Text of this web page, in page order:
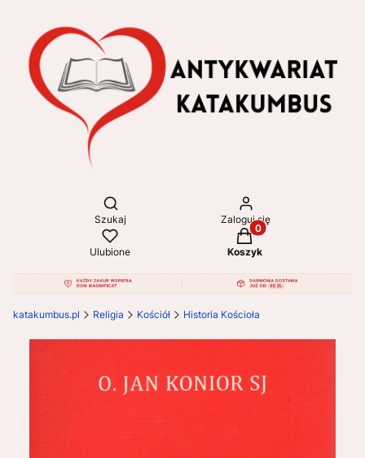
Otwórz wyszukiwarkę
Szukaj Zaloguj się
Ulubione
Produkty w koszyku:
Koszyk
katakumbus.pl Religia Kościół Historia Kościoła